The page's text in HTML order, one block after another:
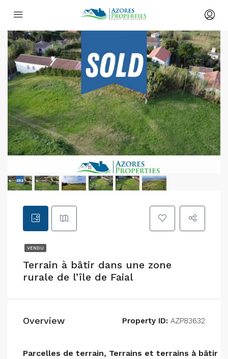
VENDU
Terrain à bâtir dans une zone
rurale de l’île de Faial
Overview Property ID: AZP83632
Parcelles de terrain, Terrains et terrains à bâtir